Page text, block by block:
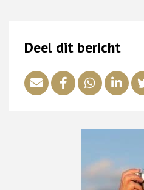
Deel dit bericht